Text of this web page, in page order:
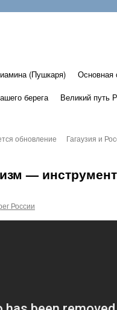
(Пушкаря) Основная
берега Великий путь
обновление
Гагаузия и
— инструмент
России